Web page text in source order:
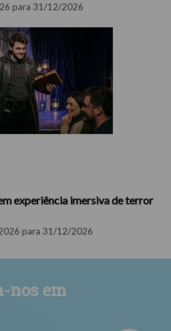
para 31/12/2026
experiência imersiva de terror
para 31/12/2026
nos em